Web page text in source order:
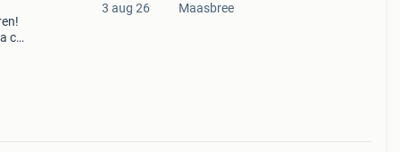
cb
3 aug 26 Maasbree